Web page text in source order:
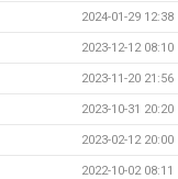
2024-01-29 12:38
2023-12-12 08:10
2023-11-20 21:56
2023-10-31 20:20
2023-02-12 20:00
2022-10-02 08:11